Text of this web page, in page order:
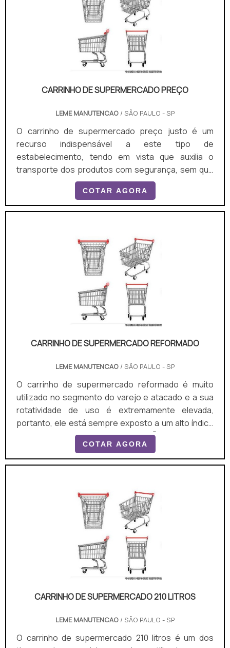
colaboradores responsáve.
CARRINHO DE SUPERMERCADO PREÇO
LEME MANUTENCAO/ SÃO PAULO - SP
O carrinho de supermercado preço justo é um
recurso indispensável a este tipo de
estabelecimento, tendo em vista que auxilia o
transporte dos produtos com segurança, sem que
ocorram perdas a clientes e proprietários. Além
disso, podem contar com cadeiras de bebê
almofadadas, para garantir maior tranquilidade ao
preferem ir a um supermercado para realizar
compras grandes e, por isso, precisam de
COTAR AGORA
CARRINHO DE SUPERMERCADO REFORMADO
LEME MANUTENCAO/ SÃO PAULO - SP
O carrinho de supermercado reformado é muito
utilizado no segmento do varejo e atacado e a sua
rotatividade de uso é extremamente elevada,
portanto, ele está sempre exposto a um alto índice
de desempenho.MAIS INFORMAÇÕES SOBRE O
PRODUTOIsso porque não somente não fica parado
por muito tempo, como quando é pego para ser
desempenho, significa que seus atributos físicos
são forçados ao máximo em situações c.
COTAR AGORA
CARRINHO DE SUPERMERCADO 210 LITROS
LEME MANUTENCAO/ SÃO PAULO - SP
O carrinho de supermercado 210 litros é um dos